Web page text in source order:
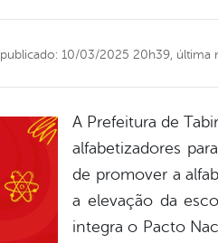
publicado: 10/03/2025 20h39, última
A Prefeitura de
alfabetizadores
de promover a
a elevação da
integra o Pacto